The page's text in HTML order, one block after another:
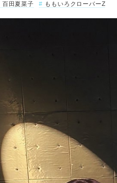
百田夏菜子 ももいろクローバーZ